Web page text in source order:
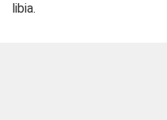
libia.